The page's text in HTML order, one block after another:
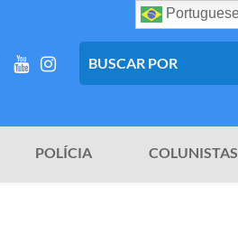
POLÍCIA COLUNISTAS